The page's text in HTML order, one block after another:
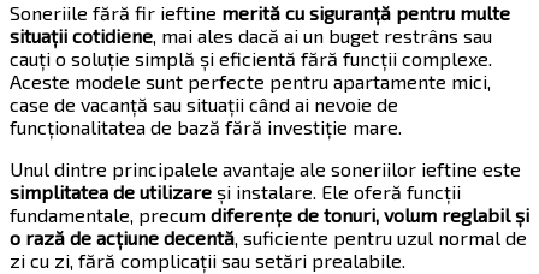
Soneriile fără fir ieftine merită cu siguranță pentru multe
situații cotidiene, mai ales dacă ai un buget restrâns sau
cauți o soluție simplă și eficientă fără funcții complexe.
Aceste modele sunt perfecte pentru apartamente mici,
case de vacanță sau situații când ai nevoie de
funcționalitatea de bază fără investiție mare.
Unul dintre principalele avantaje ale soneriilor ieftine este
simplitatea de utilizare și instalare. Ele oferă funcții
fundamentale, precum diferențe de tonuri, volum reglabil și
o rază de acțiune decentă, suficiente pentru uzul normal de
zi cu zi, fără complicații sau setări prealabile.